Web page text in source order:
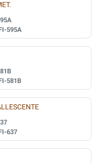
595A
581B
637